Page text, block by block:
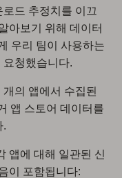
드 추정치를 이끄
아보기 위해 데이터
우리 팀이 사용하는
청했습니다.
의 앱에서 수집된
앱 스토어 데이터를
.
앱에 대해 일관된 신
이 포함됩니다: